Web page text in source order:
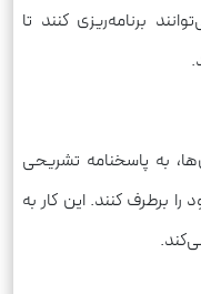
برنامه‌ریزی کنند تا
به پاسخنامه تشریحی
برطرف کنند. این کار به